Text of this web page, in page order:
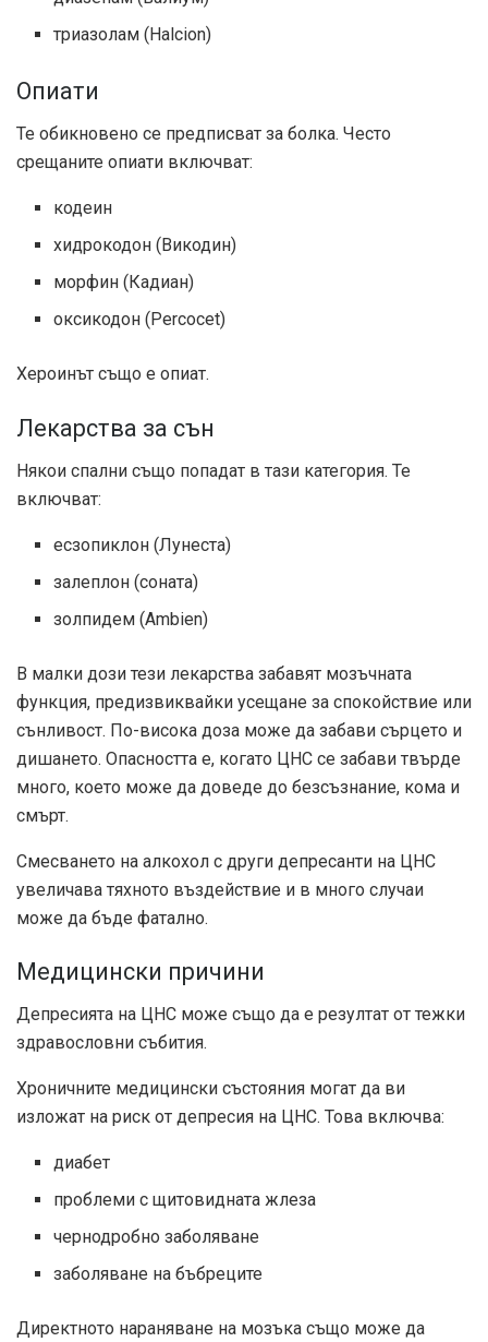
триазолам (Halcion)
Опиати
Те обикновено се предписват за болка. Често
срещаните опиати включват:
кодеин
хидрокодон (Викодин)
морфин (Кадиан)
оксикодон (Percocet)
Хероинът също е опиат.
Лекарства за сън
Някои спални също попадат в тази категория. Те
включват:
есзопиклон (Лунеста)
залеплон (соната)
золпидем (Ambien)
В малки дози тези лекарства забавят мозъчната
функция, предизвиквайки усещане за спокойствие или
сънливост. По-висока доза може да забави сърцето и
дишането. Опасността е, когато ЦНС се забави твърде
много, което може да доведе до безсъзнание, кома и
смърт.
Смесването на алкохол с други депресанти на ЦНС
увеличава тяхното въздействие и в много случаи
може да бъде фатално.
Медицински причини
Депресията на ЦНС може също да е резултат от тежки
здравословни събития.
Хроничните медицински състояния могат да ви
изложат на риск от депресия на ЦНС. Това включва:
диабет
проблеми с щитовидната жлеза
чернодробно заболяване
заболяване на бъбреците
Директното нараняване на мозъка също може да